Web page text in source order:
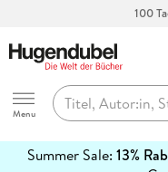
100
Hugendubel
Menu
Summer Sale: 13%